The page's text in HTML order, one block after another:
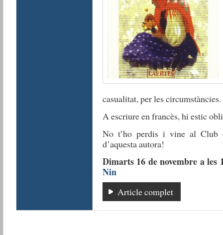
casualitat, per les circumstàncies.
A escriure en francès, hi estic
No t’ho perdis i vine al Club
d’aquesta autora!
Dimarts 16 de novembre a les
Nin
Article complet